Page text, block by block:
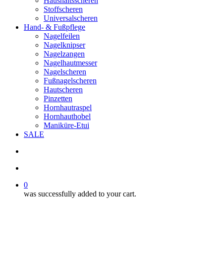
Stoffscheren
Universalscheren
Hand- & Fußpflege
Nagelfeilen
Nagelknipser
Nagelzangen
Nagelhautmesser
Nagelscheren
Fußnagelscheren
Hautscheren
Pinzetten
Hornhautraspel
Hornhauthobel
Maniküre-Etui
SALE
0
was successfully added to your cart.